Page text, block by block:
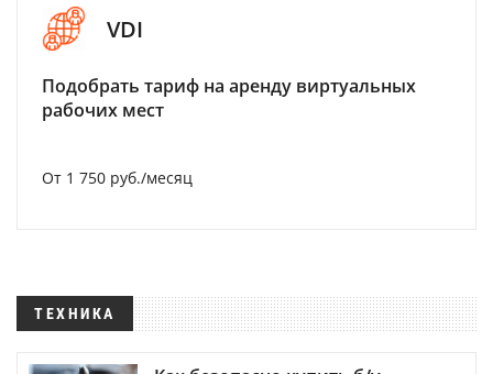
VDI
Подобрать тариф на аренду виртуальных
рабочих мест
От 1 750 руб./месяц
ТЕХНИКА